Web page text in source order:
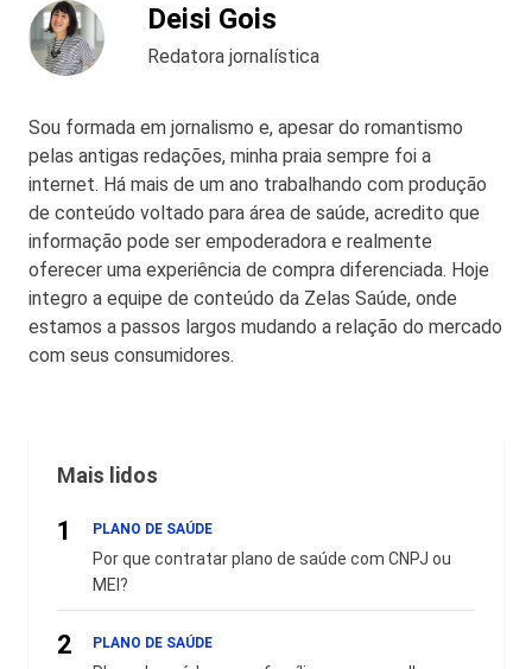
Deisi Gois
Redatora jornalística
Sou formada em jornalismo e, apesar do romantismo
pelas antigas redações, minha praia sempre foi a
internet. Há mais de um ano trabalhando com produção
de conteúdo voltado para área de saúde, acredito que
informação pode ser empoderadora e realmente
oferecer uma experiência de compra diferenciada. Hoje
integro a equipe de conteúdo da Zelas Saúde, onde
estamos a passos largos mudando a relação do mercado
com seus consumidores.
Mais lidos
1 PLANO DE SAÚDE
Por que contratar plano de saúde com CNPJ ou
MEI?
2 PLANO DE SAÚDE